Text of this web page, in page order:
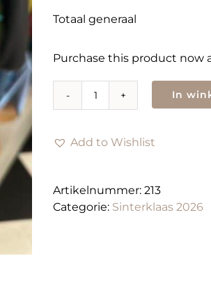
Totaal generaal
Purchase this product now
Marsepeinen
mini
gram
aantal
In
Add to Wishlist
Artikelnummer: 213
Categorie: Sinterklaas 2026